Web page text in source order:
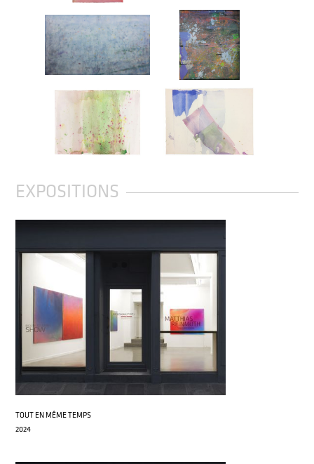
EXPOSITIONS
TOUT EN MÊME TEMPS
2024